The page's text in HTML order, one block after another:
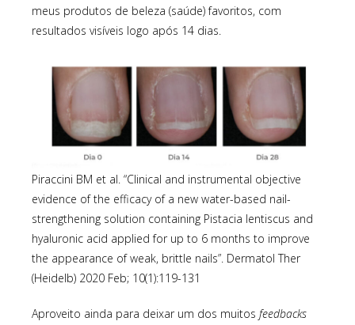
meus produtos de beleza (saúde) favoritos, com
resultados visíveis logo após 14 dias.
Piraccini BM et al. “Clinical and instrumental objective
evidence of the efficacy of a new water-based nail-
strengthening solution containing Pistacia lentiscus and
hyaluronic acid applied for up to 6 months to improve
the appearance of weak, brittle nails”. Dermatol Ther
(Heidelb) 2020 Feb; 10(1):119-131
Aproveito ainda para deixar um dos muitos feedbacks